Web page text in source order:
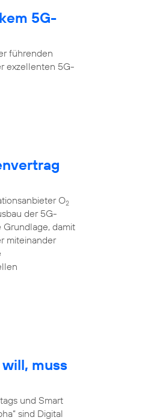
5G-
führenden
exzellenten 5G-
O2
der 5G-
damit
miteinander
muss
und Smart
sind Digital